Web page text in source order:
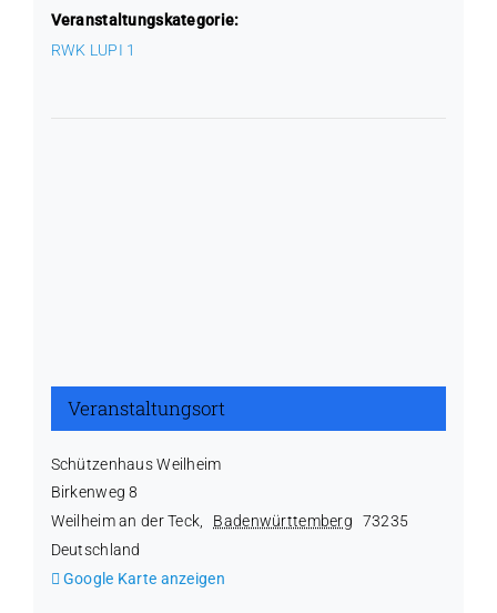
Veranstaltungskategorie:
RWK LUPI 1
Veranstaltungsort
Schützenhaus Weilheim
Birkenweg 8
Weilheim an der Teck
Badenwürttemberg
73235
Deutschland
Google Karte anzeigen